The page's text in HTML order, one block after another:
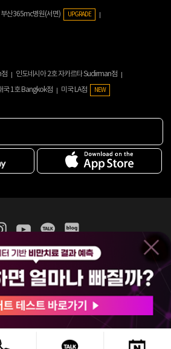
부산365mc병원(서면) UPGRADE
점
인도네시아 2호 자카르타 Sudirman점
국 1호 Bangkok점 미국 LA점 NEW
원 이용약관
홈페이지 이용약관
비급여진료수가
서초구 서초대로52길 7, 3~4층(서초동, 제일빌딩)
120-87-04354ㅣ김남철
2025 365mc. ALL RIGHTS RESERVED.